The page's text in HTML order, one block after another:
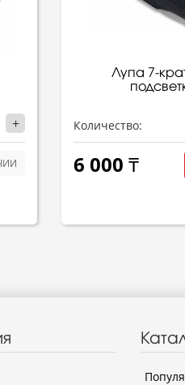
+
Лупа 7-
Количество:
6 000 ₸